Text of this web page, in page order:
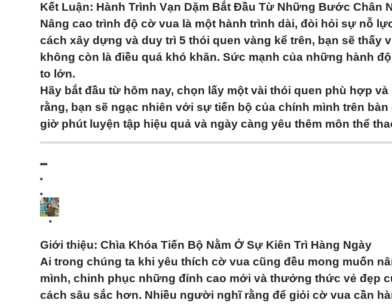
Kết Luận: Hành Trình Vạn Dặm Bắt Đầu Từ Những Bước Chân
Nâng cao trình độ cờ vua là một hành trình dài, đòi hỏi sự nỗ
cách xây dựng và duy trì 5 thói quen vàng kể trên, bạn sẽ thấy
không còn là điều quá khó khăn. Sức mạnh của những hành
to lớn.
Hãy bắt đầu từ hôm nay, chọn lấy một vài thói quen phù hợp
rằng, bạn sẽ ngạc nhiên với sự tiến bộ của chính mình trên
giờ phút luyện tập hiệu quả và ngày càng yêu thêm môn thể
Giới thiệu: Chìa Khóa Tiến Bộ Nằm Ở Sự Kiên Trì Hàng Ngày
Ai trong chúng ta khi yêu thích cờ vua cũng đều mong muốn
mình, chinh phục những đỉnh cao mới và thưởng thức vẻ đẹp
cách sâu sắc hơn. Nhiều người nghĩ rằng để giỏi cờ vua cần